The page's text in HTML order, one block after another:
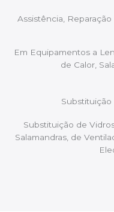
Assistência,
Em Equipamentos a
de Calor,
Substituição
Substituição de
Salamandras, de